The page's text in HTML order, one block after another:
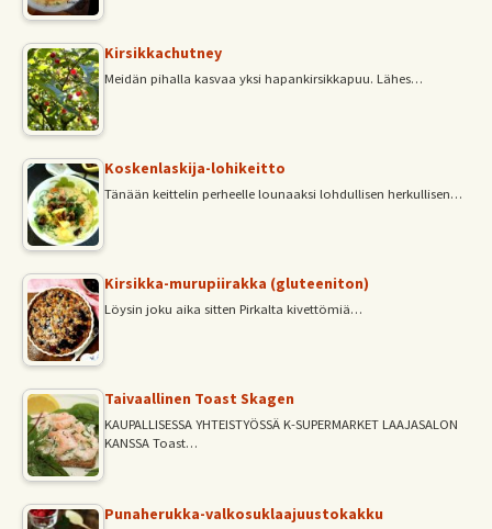
Kirsikkachutney
Meidän pihalla kasvaa yksi hapankirsikkapuu. Lähes…
Koskenlaskija-lohikeitto
Tänään keittelin perheelle lounaaksi lohdullisen herkullisen…
Kirsikka-murupiirakka (gluteeniton)
Löysin joku aika sitten Pirkalta kivettömiä…
Taivaallinen Toast Skagen
KAUPALLISESSA YHTEISTYÖSSÄ K-SUPERMARKET LAAJASALON
KANSSA Toast…
Punaherukka-valkosuklaajuustokakku